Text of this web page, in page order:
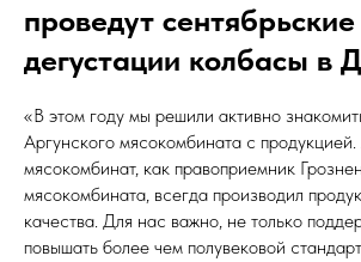
проведут сентябрьские
дегустации колбасы в
«В этом году мы решили активно
Аргунского мясокомбината с
мясокомбинат, как правоприемник
мясокомбината, всегда производил
качества. Для нас важно, не только
повышать более чем полувековой